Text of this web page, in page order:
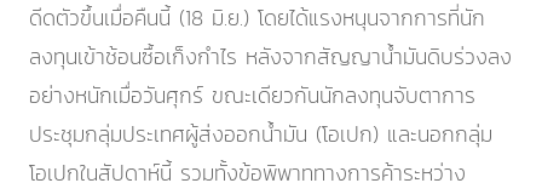
ดีดตัวขึ้นเมื่อคืนนี้ (18 มิ.ย.) โดยได้แรงหนุนจากการที่นัก
ลงทุนเข้าช้อนซื้อเก็งกำไร หลังจากสัญญาน้ำมันดิบร่วงลง
อย่างหนักเมื่อวันศุกร์ ขณะเดียวกันนักลงทุนจับตาการ
ประชุมกลุ่มประเทศผู้ส่งออกน้ำมัน (โอเปก) และนอกกลุ่ม
โอเปกในสัปดาห์นี้ รวมทั้งข้อพิพาททางการค้าระหว่าง